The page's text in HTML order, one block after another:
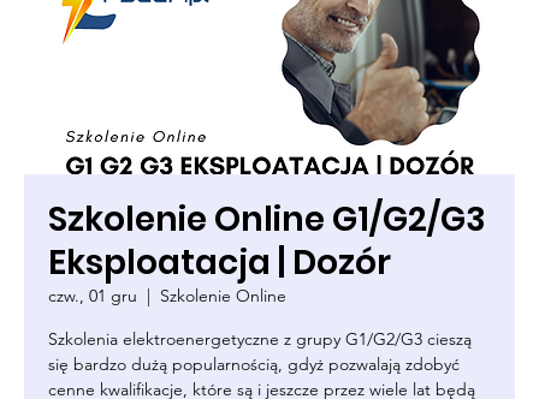
Szkolenie Online G1/G2/G3
Eksploatacja | Dozór
czw., 01 gru
  |
Szkolenie Online
Szkolenia elektroenergetyczne z grupy G1/G2/G3 cieszą
się bardzo dużą popularnością, gdyż pozwalają zdobyć
cenne kwalifikacje, które są i jeszcze przez wiele lat będą